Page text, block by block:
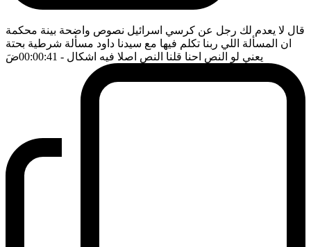
قال لا يعدم لك رجل عن كرسي اسرائيل نصوص واضحة بينة محكمة
ان المسألة اللي ربنا تكلم فيها مع سيدنا داود مسألة شرطية بحتة
يعني لو النص احنا قلنا النص اصلا فيه اشكال - 00:00:41 ضَ